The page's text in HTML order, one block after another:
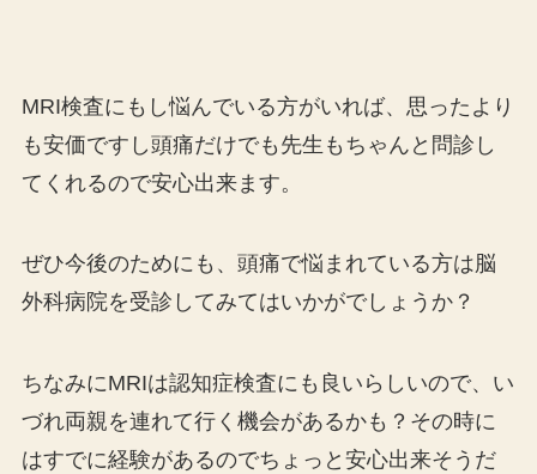
MRI検査にもし悩んでいる方がいれば、思ったより
も安価ですし頭痛だけでも先生もちゃんと問診し
てくれるので安心出来ます。
ぜひ今後のためにも、頭痛で悩まれている方は脳
外科病院を受診してみてはいかがでしょうか？
ちなみにMRIは認知症検査にも良いらしいので、い
づれ両親を連れて行く機会があるかも？その時に
はすでに経験があるのでちょっと安心出来そうだ